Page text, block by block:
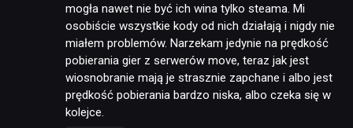
mogła nawet nie być ich wina tylko steama. Mi
osobiście wszystkie kody od nich działają i nigdy nie
miałem problemów. Narzekam jedynie na prędkość
pobierania gier z serwerów move, teraz jak jest
wiosnobranie mają je strasznie zapchane i albo jest
prędkość pobierania bardzo niska, albo czeka się w
kolejce.